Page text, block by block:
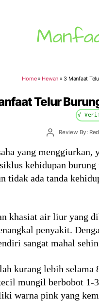
Home» Hewan » 3 Manfaat
Telur
√
PostReview By:
yang
kehidupan
tidak ada tanda
khasiat air liur yang
penyakit.
sangat mahal
kurang lebih selama
mungil berbobot 1-
warna pink yang